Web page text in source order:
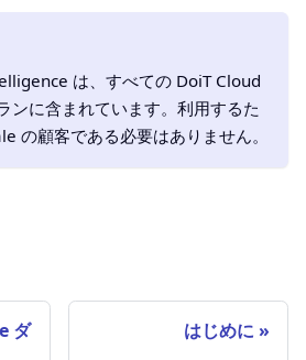
は、すべての DoiT Cloud
に含まれています。利用するた
の顧客である必要はありません。
ダ
はじめに